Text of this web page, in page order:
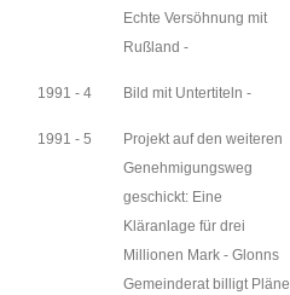
Echte Versöhnung mit
Rußland -
1991 - 4 Bild mit Untertiteln -
1991 - 5
Projekt auf den weiteren
Genehmigungsweg
geschickt: Eine
Kläranlage für drei
Millionen Mark - Glonns
Gemeinderat billigt Pläne